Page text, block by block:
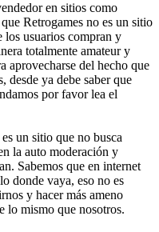
en sitios como
Retrogames no es un sitio
los usuarios compran y
totalmente amateur y
aprovecharse del hecho que
desde ya debe saber que
por favor lea el
un sitio que no busca
la auto moderación y
Sabemos que en internet
donde vaya, eso no es
y hacer más ameno
lo mismo que nosotros.